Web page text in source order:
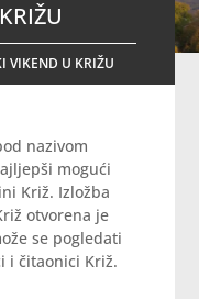
VIKEND U KRIŽU
nazivom
mogući
Križ. Izložba
otvorena je
se pogledati
i čitaonici Križ.